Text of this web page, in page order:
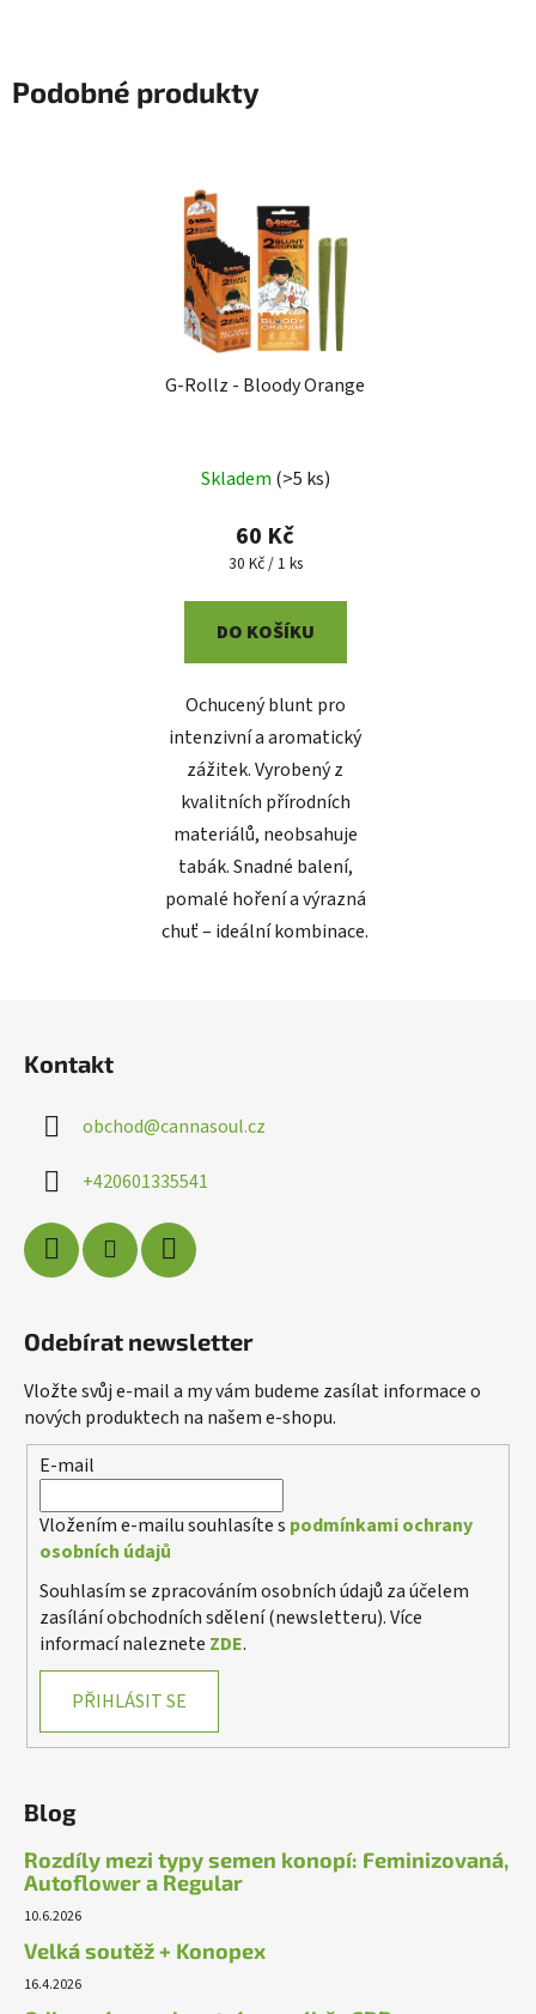
Podobné produkty
G-Rollz - Bloody Orange
Skladem (>5 ks)
60 Kč
Měrná
30 Kč / 1 ks
DO KOŠÍKU
Ochucený blunt pro
intenzivní a aromatický
zážitek. Vyrobený z
kvalitních přírodních
materiálů, neobsahuje
tabák. Snadné balení,
pomalé hoření a výrazná
chuť – ideální kombinace.
Kontakt
obchod@cannasoul.cz
+420601335541
Odebírat newsletter
Vložte svůj e-mail a my vám budeme zasílat informace o
nových produktech na našem e-shopu.
E-mail
Vložením e-mailu souhlasíte s podmínkami ochrany
osobních údajů
Souhlasím se zpracováním osobních údajů za účelem
zasílání obchodních sdělení (newsletteru). Více
informací naleznete ZDE.
PŘIHLÁSIT SE
Blog
Rozdíly mezi typy semen konopí: Feminizovaná,
Autoflower a Regular
10.6.2026
Velká soutěž + Konopex
16.4.2026